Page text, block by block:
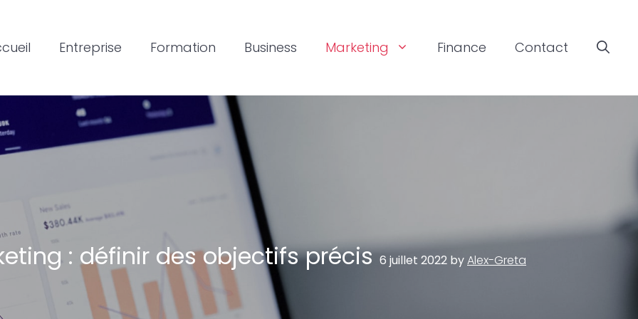
Entreprise Formation Business Marketing Finance Contact
: définir des objectifs précis6 juillet 2022 byAlex-Greta